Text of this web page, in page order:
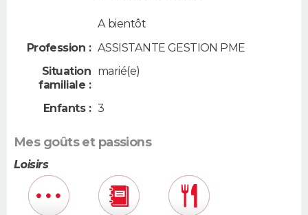
A bientôt
Profession : ASSISTANTE GESTION PME
Situation
familiale :
marié(e)
Enfants : 3
Mes goûts et passions
Loisirs